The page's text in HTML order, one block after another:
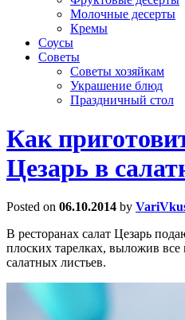
Молочные десерты
Кремы
Соусы
Советы
Советы хозяйкам
Украшение блюд
Праздничный стол
Как
Цезарь в
Posted on 06.10.2014 by
В ресторанах салат Цезарь
плоских тарелках, выложив
салатных листьев.